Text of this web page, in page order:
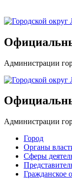
Администрации
Администрации
Город
Органы
Сферы
Гражданское